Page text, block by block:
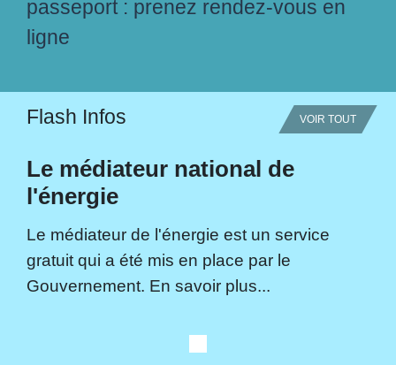
passeport : prenez rendez-vous en
ligne
Flash Infos VOIR TOUT
Le médiateur national de
l'énergie
Le médiateur de l'énergie est un service
gratuit qui a été mis en place par le
Gouvernement. En savoir plus...